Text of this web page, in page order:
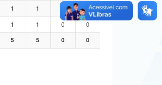
1 1
0
1 1 0
0
5 5 0 0